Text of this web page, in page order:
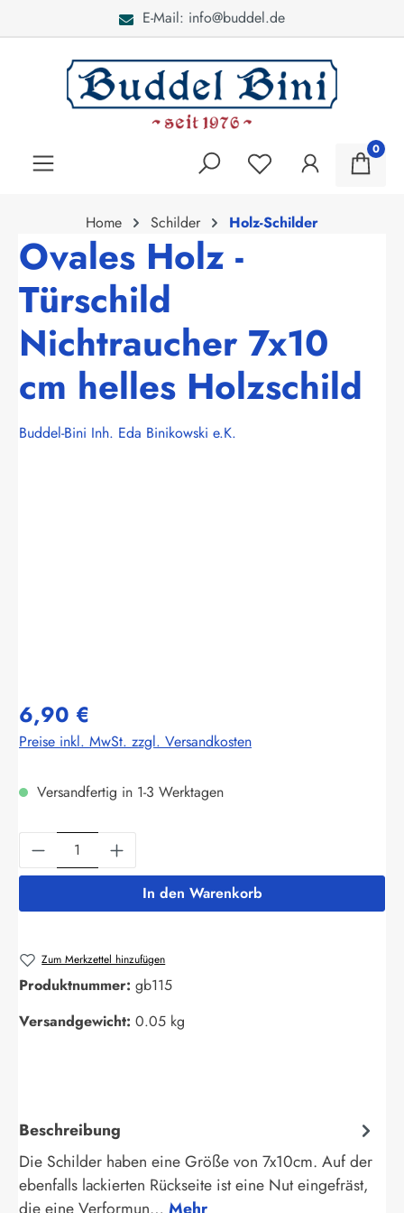
E-Mail: info@buddel.de
0
Home Schilder Holz-Schilder
Ovales Holz -
Türschild
Nichtraucher 7x10
cm helles Holzschild
Buddel-Bini Inh. Eda Binikowski e.K.
6,90 €
Preise inkl. MwSt. zzgl. Versandkosten
Versandfertig in 1-3 Werktagen
Produkt Anzahl: Gib den gewünschten
In den Warenkorb
Zum Merkzettel hinzufügen
Produktnummer: gb115
Versandgewicht: 0.05 kg
Beschreibung
Die Schilder haben eine Größe von 7x10cm. Auf der
ebenfalls lackierten Rückseite ist eine Nut eingefräst,